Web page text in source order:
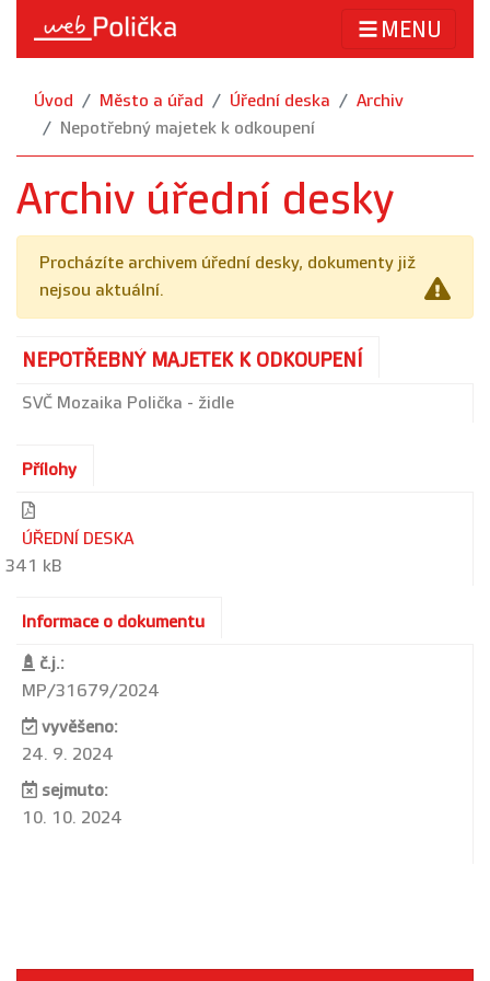
MENU
Úvod Město a úřad Úřední deska
Archiv
Nepotřebný majetek k odkoupení
Archiv úřední desky
Procházíte archivem úřední desky, dokumenty již
nejsou aktuální.
NEPOTŘEBNÝ MAJETEK K ODKOUPENÍ
SVČ Mozaika Polička - židle
Přílohy
ÚŘEDNÍ DESKA
341 kB
Informace o dokumentu
č.j.:
MP/31679/2024
vyvěšeno:
24. 9. 2024
sejmuto:
10. 10. 2024